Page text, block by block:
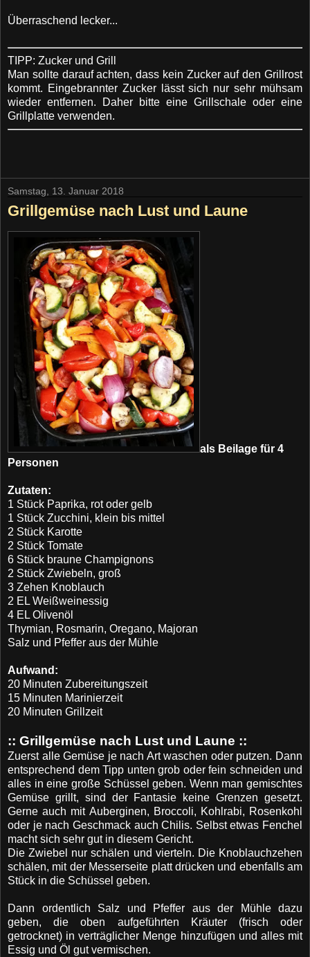
Überraschend lecker...
TIPP: Zucker und Grill
Man sollte darauf achten, dass kein Zucker auf den Grillrost
kommt. Eingebrannter Zucker lässt sich nur sehr mühsam
wieder entfernen. Daher bitte eine Grillschale oder eine
Grillplatte verwenden.
Samstag, 13. Januar 2018
Grillgemüse nach Lust und Laune
als Beilage für 4
Personen
Zutaten:
1 Stück Paprika, rot oder gelb
1 Stück Zucchini, klein bis mittel
2 Stück Karotte
2 Stück Tomate
6 Stück braune Champignons
2 Stück Zwiebeln, groß
3 Zehen Knoblauch
2 EL Weißweinessig
4 EL Olivenöl
Thymian, Rosmarin, Oregano, Majoran
Salz und Pfeffer aus der Mühle
Aufwand:
20 Minuten Zubereitungszeit
15 Minuten Marinierzeit
20 Minuten Grillzeit
:: Grillgemüse nach Lust und Laune ::
Zuerst alle Gemüse je nach Art waschen oder putzen. Dann
entsprechend dem Tipp unten grob oder fein schneiden und
alles in eine große Schüssel geben. Wenn man gemischtes
Gemüse grillt, sind der Fantasie keine Grenzen gesetzt.
Gerne auch mit Auberginen, Broccoli, Kohlrabi, Rosenkohl
oder je nach Geschmack auch Chilis. Selbst etwas Fenchel
macht sich sehr gut in diesem Gericht.
Die Zwiebel nur schälen und vierteln. Die Knoblauchzehen
schälen, mit der Messerseite platt drücken und ebenfalls am
Stück in die Schüssel geben.
Dann ordentlich Salz und Pfeffer aus der Mühle dazu
geben, die oben aufgeführten Kräuter (frisch oder
getrocknet) in verträglicher Menge hinzufügen und alles mit
Essig und Öl gut vermischen.